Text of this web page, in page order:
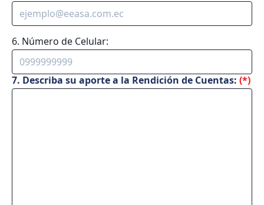
6. Número de Celular:
7. Describa su aporte a la Rendición de Cuentas: (*)